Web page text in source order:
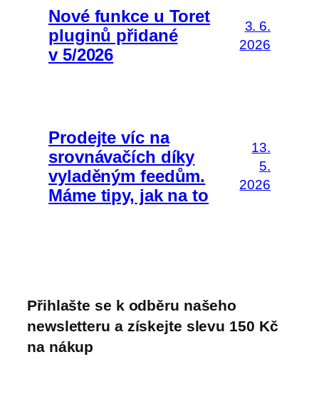
Nové funkce u Toret
pluginů přidané
v 5/2026
3. 6.
2026
Prodejte víc na
srovnávačích díky
vyladěným feedům.
Máme tipy, jak na to
13.
5.
2026
Přihlašte se k odběru našeho
newsletteru a získejte slevu 150 Kč
na nákup